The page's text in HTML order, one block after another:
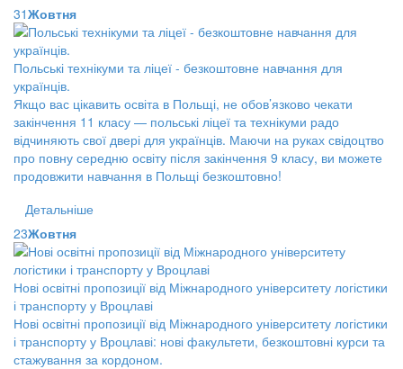
31Жовтня
Польські технікуми та ліцеї - безкоштовне навчання для
українців.
Якщо вас цікавить освіта в Польщі, не обов’язково чекати
закінчення 11 класу — польські ліцеї та технікуми радо
відчиняють свої двері для українців. Маючи на руках свідоцтво
про повну середню освіту після закінчення 9 класу, ви можете
продовжити навчання в Польщі безкоштовно!
Детальніше
23Жовтня
Нові освітні пропозиції від Міжнародного університету логістики
і транспорту у Вроцлаві
Нові освітні пропозиції від Міжнародного університету логістики
і транспорту у Вроцлаві: нові факультети, безкоштовні курси та
стажування за кордоном.